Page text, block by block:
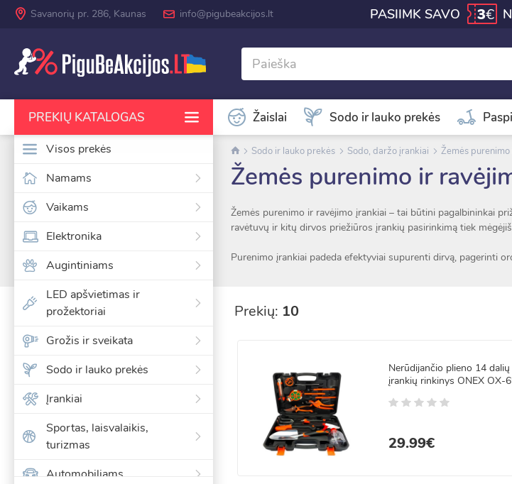
Savanorių pr. 286, Kaunas info@pigubeakcijos.lt PASIIMK SAVO 3€
PREKIŲ KATALOGAS
RODYTI DAUGIAU KATEGORIJŲ
Visos prekės
Namams
Vaikams
Elektronika
Augintiniams
LED apšvietimas ir
prožektoriai
Grožis ir sveikata
Sodo ir lauko prekės
Įrankiai
Sportas, laisvalaikis,
turizmas
Automobiliams
Žaislai Sodo ir lauko prekės
Sodo ir lauko prekės Sodo, daržo įrankiai Žemės
Žemės purenimo ir
Žemės purenimo ir ravėjimo įrankiai – tai būtini pagalbininkai
ravėtuvų ir kitų dirvos priežiūros įrankių pasirinkimą tiek
Purenimo įrankiai padeda efektyviai supurenti dirvą, pagerinti
Ergonomiškos rankenos, lengvos konstrukcijos ir kokybiškos
rankiniai purentuvai, kauptukai ir ravėtuvai pritaikyti
daržus, šiltnamius bei dekoratyvinius augalus viso sezono metu.
Rinkitės patikimus žemės purenimo ir ravėjimo įrankius
purenimu, piktžolių šalinimu ir bendra sodo priežiūra.
Rodyti daugiau
Prekių: 10
Nerūdijančio plieno 14
įrankių rinkinys ONEX OX-
29.99€